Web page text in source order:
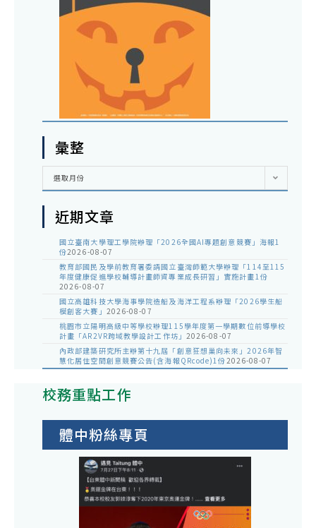
彙整
彙
選取月份
近期文章
國立臺南大學理工學院辦理「2026全國AI專題創意競賽」海報1
份2026-08-07
教育部國民及學前教育署委請國立臺灣師範大學辦理「114至115
年度健康促進學校輔導計畫師資專業成長研習」實施計畫1份
2026-08-07
國立高雄科技大學海事學院造船及海洋工程系辦理「2026學生船
模創客大賽」 2026-08-07
桃園市立陽明高級中等學校辦理115學年度第一學期數位前導學校
計畫「AR2VR跨域教學設計工作坊」 2026-08-07
內政部建築研究所主辦第十九屆「創意狂想巢向未來」2026年智
慧化居住空間創意競賽公告(含海報QRcode)1份2026-08-07
校務重點工作
體中粉絲專頁